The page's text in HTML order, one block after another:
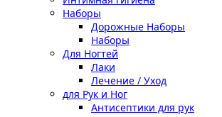
Наборы
Дорожные Наборы
Наборы
Для Ногтей
Лаки
Лечение / Уход
для Рук и Ног
Антисептики для рук